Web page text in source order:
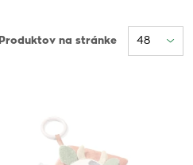
Produktov na stránke